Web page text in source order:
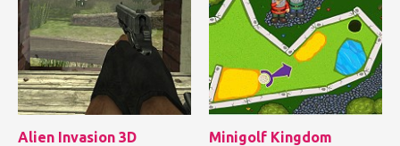
Alien Invasion 3D Minigolf Kingdom